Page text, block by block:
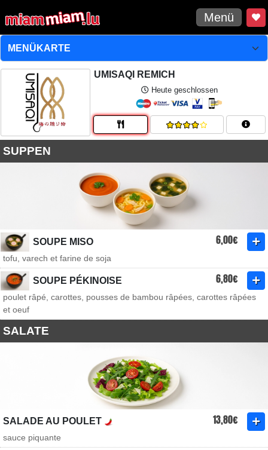
Menü
UMISAQI REMICH
Heute geschlossen
SUPPEN
SOUPE MISO 6,00€
tofu, varech et farine de soja
SOUPE PÉKINOISE 6,80€
poulet râpé, carottes, pousses de bambou râpées, carottes râpées
et oeuf
SALATE
SALADE AU POULET 13,80€
sauce piquante